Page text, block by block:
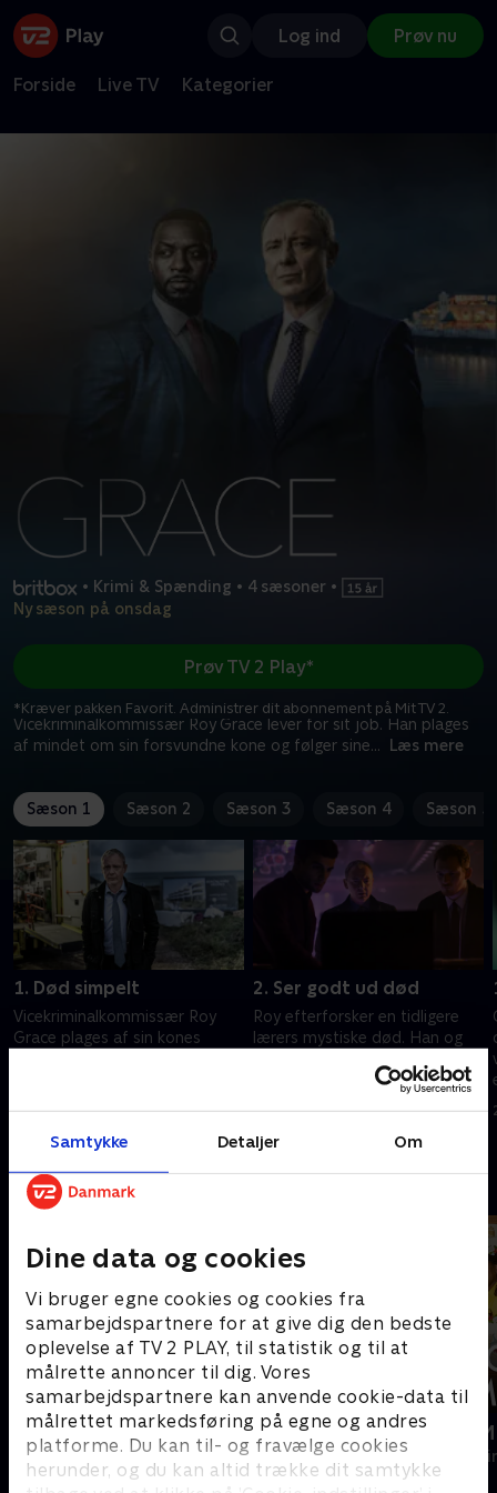
Samtykke Detaljer Om
Dine data og cookies
Vi bruger egne cookies og cookies fra
samarbejdspartnere for at give dig den bedste
oplevelse af TV 2 PLAY, til statistik og til at
målrette annoncer til dig. Vores
samarbejdspartnere kan anvende cookie-data til
målrettet markedsføring på egne og andres
platforme. Du kan til- og fravælge cookies
herunder, og du kan altid trække dit samtykke
Log ind Prøv nu
Forside Live TV Kategorier
• Krimi & Spænding • 4 sæsoner •
Ny sæson på onsdag
Vicekriminalkommissær Roy Grace lever for sit job. Han plages
af mindet om sin forsvundne kone og følger sine... Læs mere
Prøv TV 2 Play*
*Kræver pakken Favorit. Administrer dit abonnement på Mit TV 2.
Sæson 1 Sæson 2 Sæson 3 Sæson 4 Sæson 5
1. Død simpelt
Vicekriminalkommissær Roy
Grace plages af sin kones
7. maj 2025 • 87 min
2. Ser godt ud død
Roy efterforsker en tidligere
lærers mystiske død. Han og
ind i en efterforskning, der
7. maj 2025 • 87 min
Andre så også
Inspector Morse
Krimi & Spænding • 8 sæsoner
Mordene i
Krimi &